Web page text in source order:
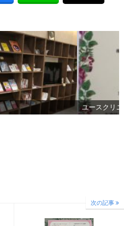
ユースクリ
次の記事